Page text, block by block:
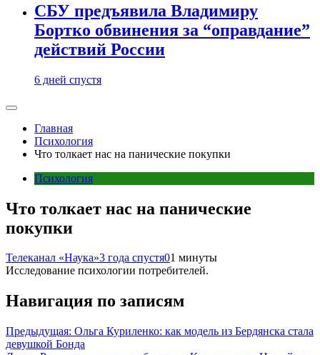
СБУ предъявила Владимиру
Бортко обвинения за “оправдание”
действий России
6 дней спустя
Главная
Психология
Что толкает нас на панические покупки
Психология
Что толкает нас на панические
покупки
Телеканал «Наука»3 года спустя01 минуты
Исследование психологии потребителей.
Навигация по записям
Предыдущая: Ольга Куриленко: как модель из Бердянска стала
девушкой Бонда